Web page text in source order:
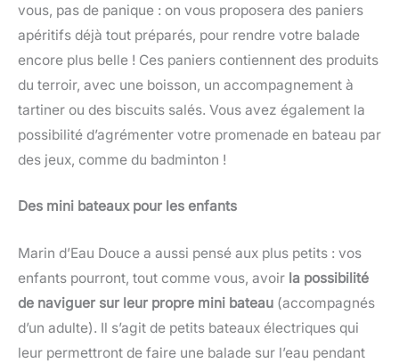
vous, pas de panique : on vous proposera des paniers
apéritifs déjà tout préparés, pour rendre votre balade
encore plus belle ! Ces paniers contiennent des produits
du terroir, avec une boisson, un accompagnement à
tartiner ou des biscuits salés. Vous avez également la
possibilité d’agrémenter votre promenade en bateau par
des jeux, comme du badminton !
Des mini bateaux pour les enfants
Marin d’Eau Douce a aussi pensé aux plus petits : vos
enfants pourront, tout comme vous, avoir la possibilité
de naviguer sur leur propre mini bateau (accompagnés
d’un adulte). Il s’agit de petits bateaux électriques qui
leur permettront de faire une balade sur l’eau pendant